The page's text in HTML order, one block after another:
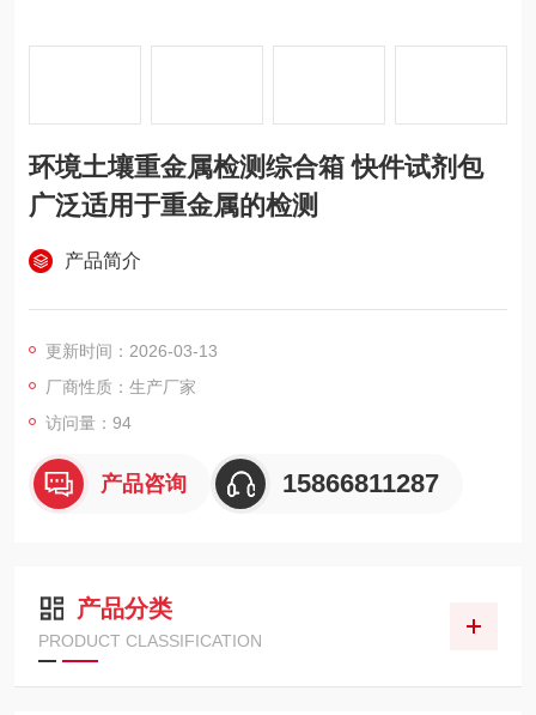
环境土壤重金属检测综合箱 快件试剂包
广泛适用于重金属的检测
产品简介
更新时间：2026-03-13
厂商性质：生产厂家
访问量：94
产品咨询 15866811287
产品分类
PRODUCT CLASSIFICATION